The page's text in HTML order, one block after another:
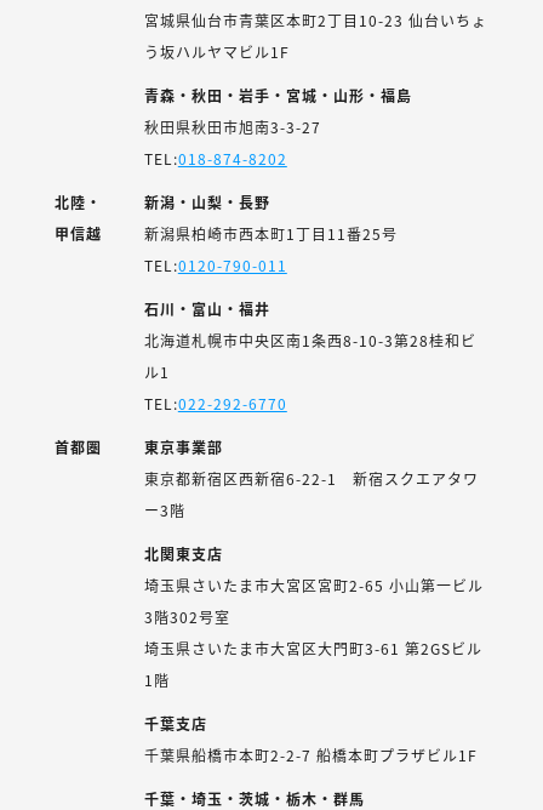
宮城県仙台市青葉区本町2丁目10-23 仙台いちょ
う坂ハルヤマビル1F
青森・秋田・岩手・宮城・山形・福島
秋田県秋田市旭南3-3-27
TEL:018-874-8202
北陸・
甲信越
新潟・山梨・長野
新潟県柏崎市西本町1丁目11番25号
TEL:0120-790-011
石川・富山・福井
北海道札幌市中央区南1条西8-10-3第28桂和ビ
ル1
TEL:022-292-6770
首都圏
東京事業部
東京都新宿区西新宿6-22-1 新宿スクエアタワ
ー3階
北関東支店
埼玉県さいたま市大宮区宮町2-65 小山第一ビル
3階302号室
埼玉県さいたま市大宮区大門町3-61 第2GSビル
1階
千葉支店
千葉県船橋市本町2-2-7 船橋本町プラザビル1F
千葉・埼玉・茨城・栃木・群馬